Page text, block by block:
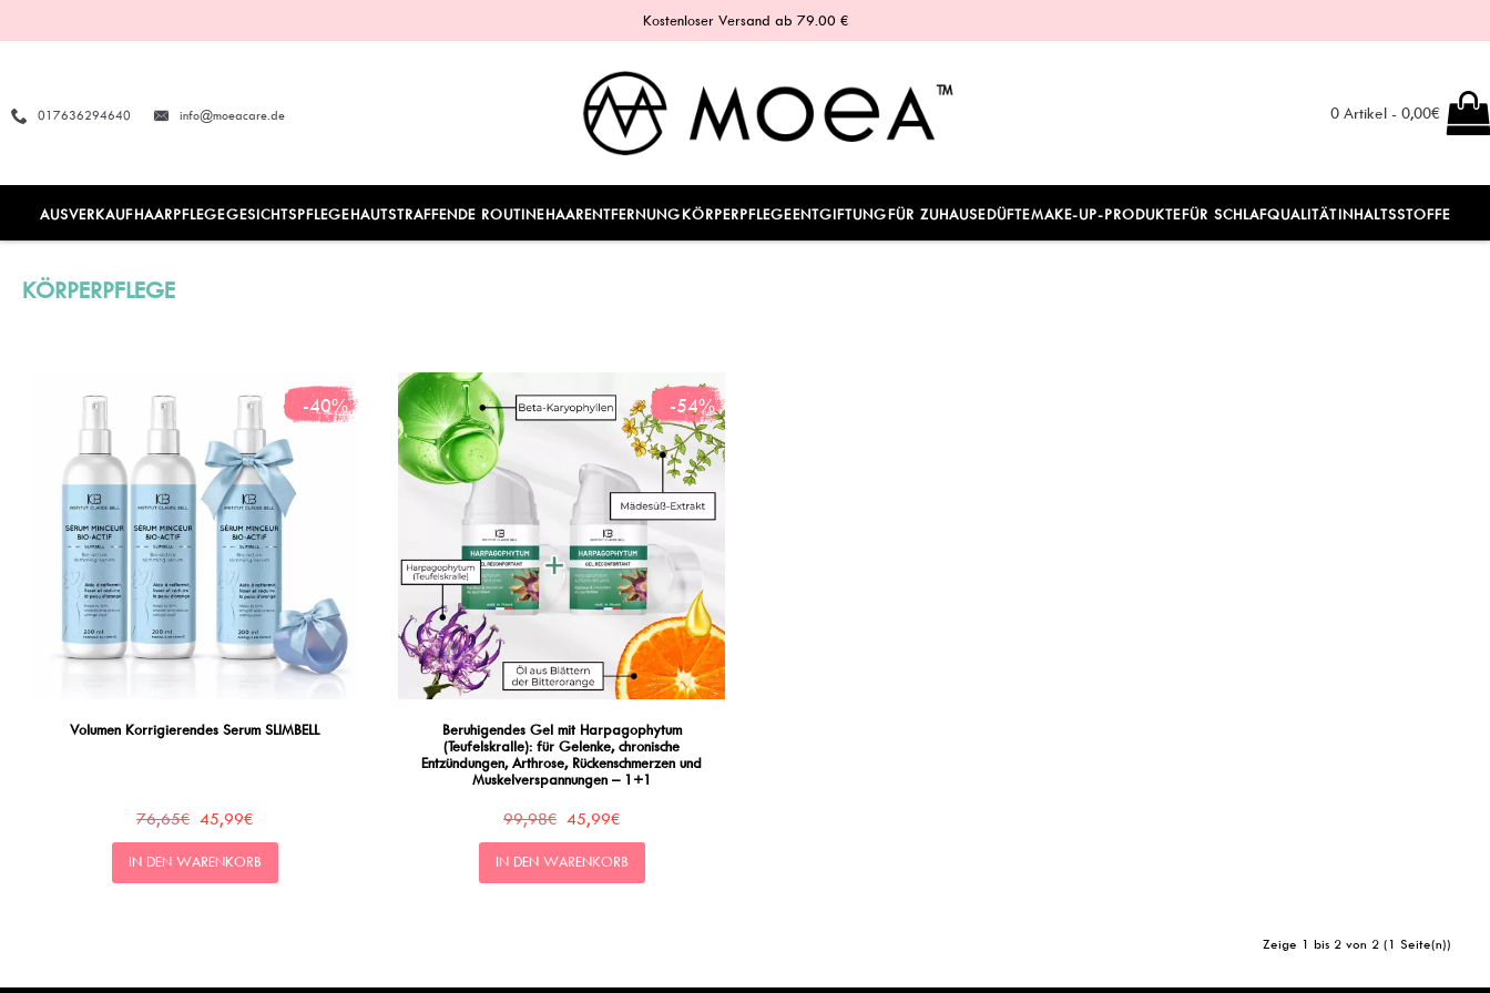
Kostenloser Versand ab 79.00 €
017636294640 info@moeacare.de 0 Artikel - 0,00€
AUSVERKAUFHAARPFLEGEGESICHTSPFLEGEHAUTSTRAFFENDE ROUTINEHAARENTFERNUNGKÖRPERPFLEGEENTGIFTUNGFÜR ZUHAUSEDÜFTEMAKE-UP-PRODUKTEFÜR SCHLAFQUALITÄTINHALTSSTOFFE
KÖRPERPFLEGE
-40%
Volumen Korrigierendes Serum SLIMBELL
76,65€ 45,99€
IN DEN WARENKORB
-54%
Beruhigendes Gel mit Harpagophytum
(Teufelskralle): für Gelenke, chronische
Entzündungen, Arthrose, Rückenschmerzen und
Muskelverspannungen – 1+1
99,98€ 45,99€
IN DEN WARENKORB
Zeige 1 bis 2 von 2 (1 Seite(n))